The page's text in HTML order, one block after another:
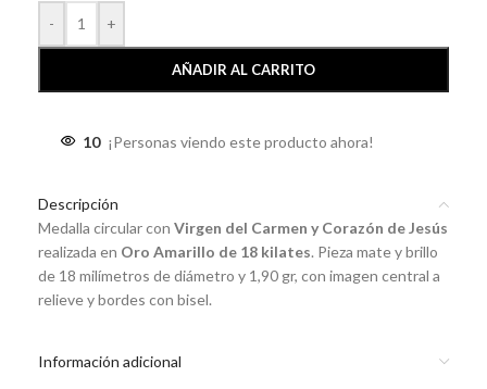
-
+
AÑADIR AL CARRITO
10 ¡Personas viendo este producto ahora!
Descripción
Medalla circular con Virgen del Carmen y Corazón de Jesús
realizada en Oro Amarillo de 18 kilates. Pieza mate y brillo
de 18 milímetros de diámetro y 1,90 gr, con imagen central a
relieve y bordes con bisel.
Información adicional